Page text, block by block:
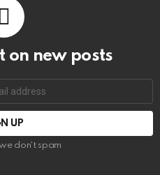
on new posts
don't spam